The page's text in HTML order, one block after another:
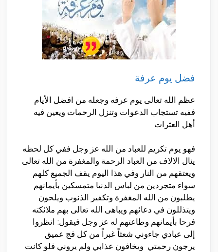
فضل يوم عرفة
عظم الله تعالى يوم عرفه وجعله من افضل الأيام
ففيه تستجاب الدعوات وتنزل الرحمات ويعين فيه
أهل العثرات
فهو يوم تكريم للعباد من الله عز وجل ففي كل لحظه
ينال الالاف من العباد الرحمة والمغفرة من الله تعالى
ويعتقهم من النار وفي هذا اليوم يقف الجميع كلهم
سواء متجردين من لباس الدنيا متمسكين بأيمانهم
يطلبون من الله المغفرة وتكفير الذنوب ويلحون
ويتذللون في دعائهم ويباهى الله تعالى بهم ملائكته
فرحا بأيمانهم وطاعتهم له عز وجل فيقول: انظروا
إلى عبادي جاءوني شعثاً غبراً من كل فج عميق
يرجون رحمتي ويخافون عذابي ولم يروني فلو كانت